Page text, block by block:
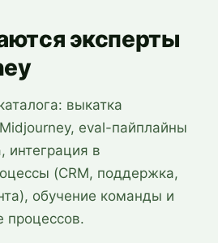
эксперты
выкатка
eval-пайплайны
интеграция в
(CRM, поддержка,
обучение команды и
процессов.